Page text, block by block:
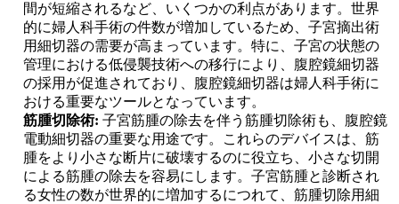
間が短縮されるなど、いくつかの利点があります。世界
的に婦人科手術の件数が増加しているため、子宮摘出術
用細切器の需要が高まっています。特に、子宮の状態の
管理における低侵襲技術への移行により、腹腔鏡細切器
の採用が促進されており、腹腔鏡細切器は婦人科手術に
おける重要なツールとなっています。
筋腫切除術: 子宮筋腫の除去を伴う筋腫切除術も、腹腔鏡
電動細切器の重要な用途です。これらのデバイスは、筋
腫をより小さな断片に破壊するのに役立ち、小さな切開
による筋腫の除去を容易にします。子宮筋腫と診断され
る女性の数が世界的に増加するにつれて、筋腫切除用細